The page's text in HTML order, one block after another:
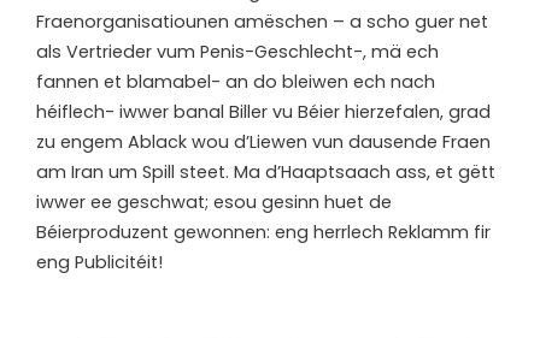
Fraenorganisatiounen amëschen – a scho guer net
als Vertrieder vum Penis-Geschlecht-, mä ech
fannen et blamabel- an do bleiwen ech nach
héiflech- iwwer banal Biller vu Béier hierzefalen, grad
zu engem Ablack wou d’Liewen vun dausende Fraen
am Iran um Spill steet. Ma d’Haaptsaach ass, et gëtt
iwwer ee geschwat; esou gesinn huet de
Béierproduzent gewonnen: eng herrlech Reklamm fir
eng Publicitéit!